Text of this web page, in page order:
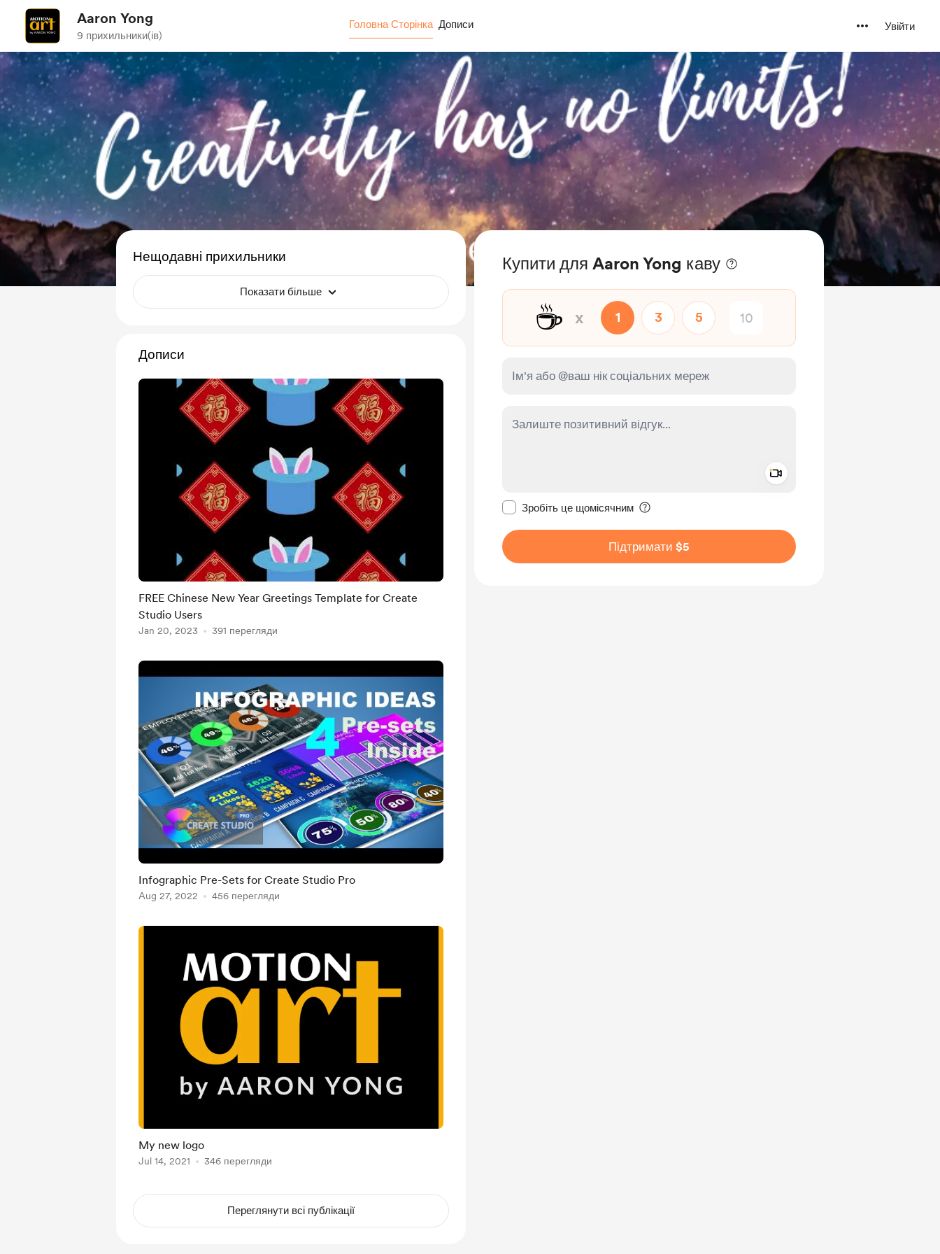
Aaron Yong
9 прихильники(ів)
Головна Сторінка Дописи Увійти
Купити для Aaron Yong каву
☕ x 1 3 5
Зробіть це щомісячним
Підтримати $5
Нещодавні прихильники
Показати більше
Дописи
FREE Chinese New Year Greetings Template for Create
Studio Users
Jan 20, 2023 391 перегляди
Infographic Pre-Sets for Create Studio Pro
Aug 27, 2022 456 перегляди
My new logo
Jul 14, 2021 346 перегляди
Переглянути всі публікації